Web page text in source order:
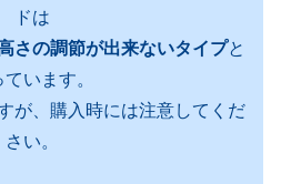
ドは
さの調節が出来ないタイプと
ています。
が、購入時には注意してくだ
さい。